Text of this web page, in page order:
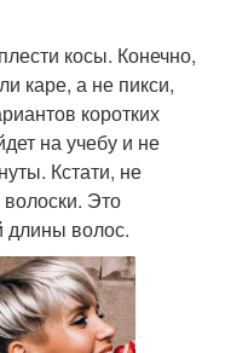
косы. Конечно,
каре, а не пикси,
коротких
на учебу и не
Кстати, не
Это
длины волос.